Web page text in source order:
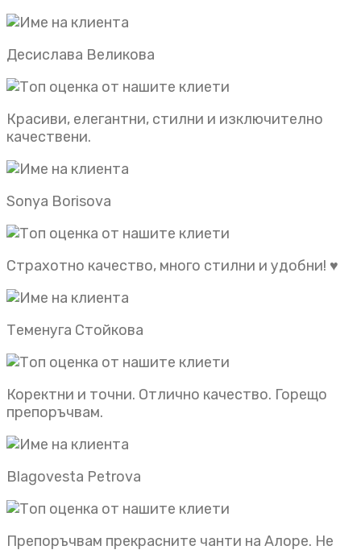
Десислава Великова
Красиви, елегантни, стилни и изключително
качествени.
Sonya Borisova
Страхотно качество, много стилни и удобни! ♥️
Теменуга Стойкова
Коректни и точни. Отлично качество. Горещо
препоръчвам.
Blagovesta Petrova
Препоръчвам прекрасните чанти на Алоре. Не